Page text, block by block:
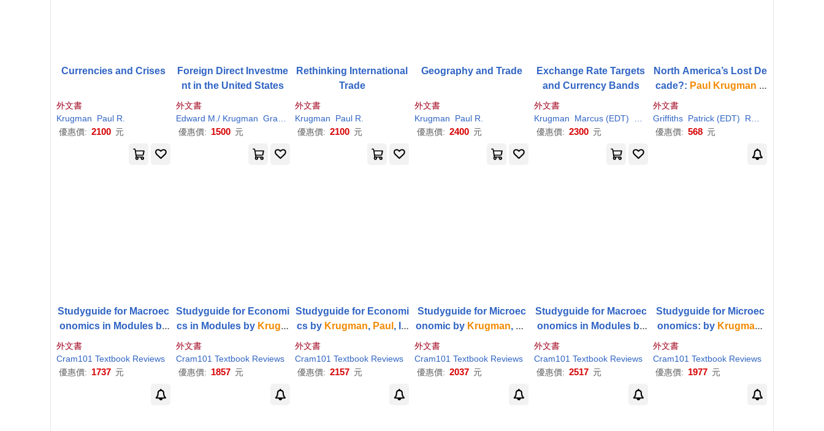
Currencies and Crises
外文書
Krugman
Paul R.
優惠價: 2100 元
Foreign Direct Investme
nt in the United States
外文書
Edward M./ Krugman Graham PaulR.
優惠價: 1500 元
Rethinking International
Trade
外文書
Krugman
Paul R.
優惠價: 2100 元
Geography and Trade
外文書
Krugman
Paul R.
優惠價: 2400 元
Exchange Rate Targets
and Currency Bands
外文書
Krugman
Marcus (EDT)
/ Miller
優惠價: 2300 元
North America’s Lost De
cade?: Paul Krugman a
nd David Rosenberg vs.
Lawrence Summers and
Ian Bremmer: The Munk
外文書
Griffiths Patrick (EDT)
Rudyard (EDT)/ Luciani
優惠價: 568 元
Studyguide for Macroec
onomics in Modules by
Krugman
81429287296
外文書
Cram101 Textbook Reviews
優惠價: 1737 元
Studyguide for Economi
cs in Modules by Krugm
an, Paul
87319
外文書
Cram101 Textbook Reviews
優惠價: 1857 元
Studyguide for Economi
cs by Krugman, Paul , IS
BN 9781429251631
外文書
Cram101 Textbook Reviews
優惠價: 2157 元
Studyguide for Microec
onomic by Krugman, Pa
ul , ISBN 9781464143878
外文書
Cram101 Textbook Reviews
優惠價: 2037 元
Studyguide for Macroec
onomics in Modules by
Krugman
81464139055
外文書
Cram101 Textbook Reviews
優惠價: 2517 元
Studyguide for Microec
onomics: by Krugman
Paul, ISBN 97814641613
60
外文書
Cram101 Textbook Reviews
優惠價: 1977 元